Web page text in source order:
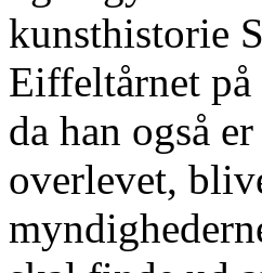
kunsthistorie
Eiffeltårnet på
da han også
overlevet,